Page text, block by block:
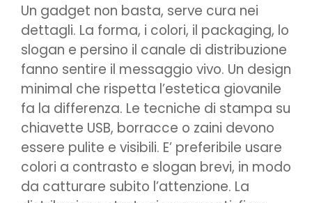
Un gadget non basta, serve cura nei
dettagli. La forma, i colori, il packaging, lo
slogan e persino il canale di distribuzione
fanno sentire il messaggio vivo. Un design
minimal che rispetta l’estetica giovanile
fa la differenza. Le tecniche di stampa su
chiavette USB, borracce o zaini devono
essere pulite e visibili. E’ preferibile usare
colori a contrasto e slogan brevi, in modo
da catturare subito l’attenzione. La